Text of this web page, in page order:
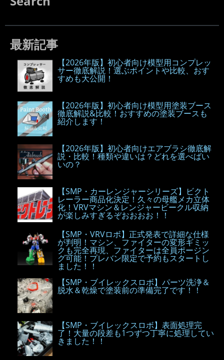
最新記事
【2026年版】初心者向け模型用コンプレッ
サー徹底解説！選ぶポイントや比較、おす
すめも大公開！
【2026年版】初心者向け模型用塗装ブース
徹底解説&比較！おすすめの塗装ブースも
紹介します！
【2026年版】初心者向けエアブラシ徹底解
説・比較！種類や違いは？どれを選べばい
いの？
【SMP・カーレンジャーシリーズ】ビクト
レーラー商品化決定！久々の母艦メカ立体
化！VRVマシン＆レンジャービークル収納
が楽しみすぎるぞおおおお！！
【SMP・VRVロボ】正式発表で詳細な仕様
が判明！マシン、ファイターの変形ギミッ
クも完全再現、ファイターは全員ポージン
グ可能！プレバン限定で予約もスタートし
ました！！
【SMP・ブイレックスロボ】パーツ洗浄＆
脱水＆乾燥で塗装前の準備完了です！！
【SMP・ブイレックスロボ】表面処理完
了！大量の段差も1つずつ丁寧に処理してい
きました！！